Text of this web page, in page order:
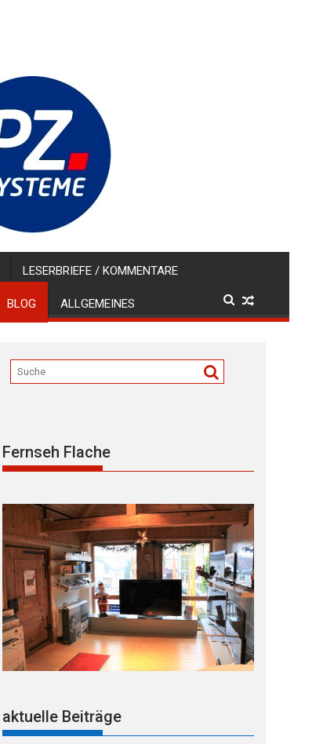
LESERBRIEFE / KOMMENTARE
BLOG ALLGEMEINES
Fernseh Flache
aktuelle Beiträge